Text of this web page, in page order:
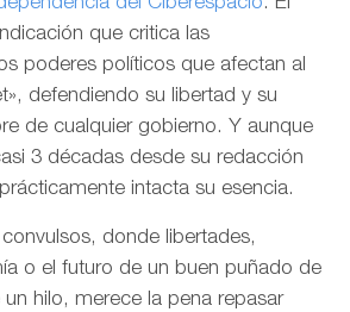
del Ciberespacio. El
que critica las
poderes políticos que afectan al
defendiendo su libertad y su
de cualquier gobierno. Y aunque
3 décadas desde su redacción
intacta su esencia.
donde libertades,
o el futuro de un buen puñado de
hilo, merece la pena repasar